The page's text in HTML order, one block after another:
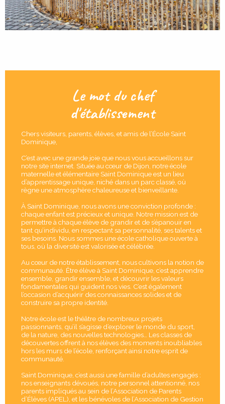
Le mot du chef
d'établissement
Chers visiteurs, parents, élèves, et amis de l’École Saint
Dominique,
C’est avec une grande joie que nous vous accueillons sur
notre site internet. Située au cœur de Dijon, notre école
maternelle et élémentaire Saint Dominique est un lieu
d’apprentissage unique, niché dans un parc classé, où
règne une atmosphère chaleureuse et bienveillante.
À Saint Dominique, nous avons une conviction profonde :
chaque enfant est précieux et unique. Notre mission est de
permettre à chaque élève de grandir et de s’épanouir en
tant qu’individu, en respectant sa personnalité, ses talents et
ses besoins. Nous sommes une école catholique ouverte à
tous, où la diversité est valorisée et célébrée.
Au cœur de notre établissement, nous cultivons la notion de
communauté. Être élève à Saint Dominique, c’est apprendre
ensemble, grandir ensemble, et découvrir les valeurs
fondamentales qui guident nos vies. C’est également
l’occasion d’acquérir des connaissances solides et de
construire sa propre identité.
Notre école est le théâtre de nombreux projets
passionnants, qu’il s’agisse d’explorer le monde du sport,
de la nature, des nouvelles technologies… Les classes de
découvertes offrent à nos élèves des moments inoubliables
hors les murs de l’école, renforçant ainsi notre esprit de
communauté.
Saint Dominique, c’est aussi une famille d’adultes engagés :
nos enseignants dévoués, notre personnel attentionné, nos
parents impliqués au sein de l’Association de Parents
d’Élèves (APEL), et les bénévoles de l’Association de Gestion